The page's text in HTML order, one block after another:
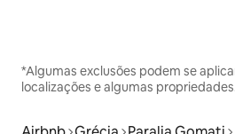
*Algumas exclusões podem se
localizações e algumas